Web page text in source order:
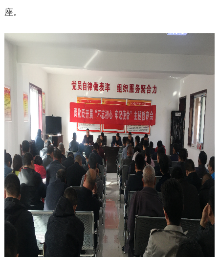
座。